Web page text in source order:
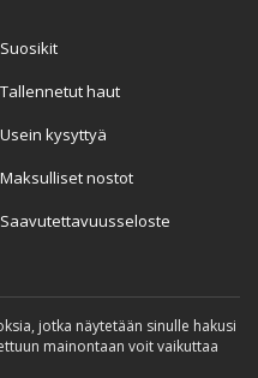
Suosikit
Tallennetut haut
Usein kysyttyä
Maksulliset nostot
Saavutettavuusseloste
jotka näytetään sinulle hakusi
mainontaan voit vaikuttaa